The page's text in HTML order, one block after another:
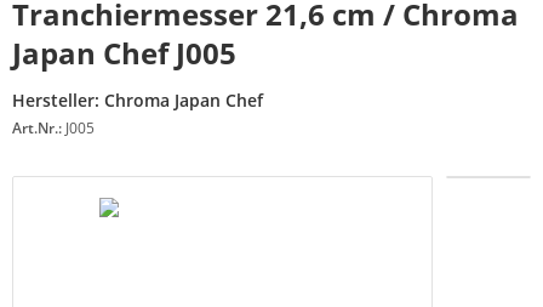
Tranchiermesser 21,6 cm / Chroma
Japan Chef J005
Hersteller: Chroma Japan Chef
Art.Nr.: J005